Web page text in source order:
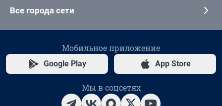
Все города сети
Мобильное приложение
Google Play App Store
Мы в соцсетях